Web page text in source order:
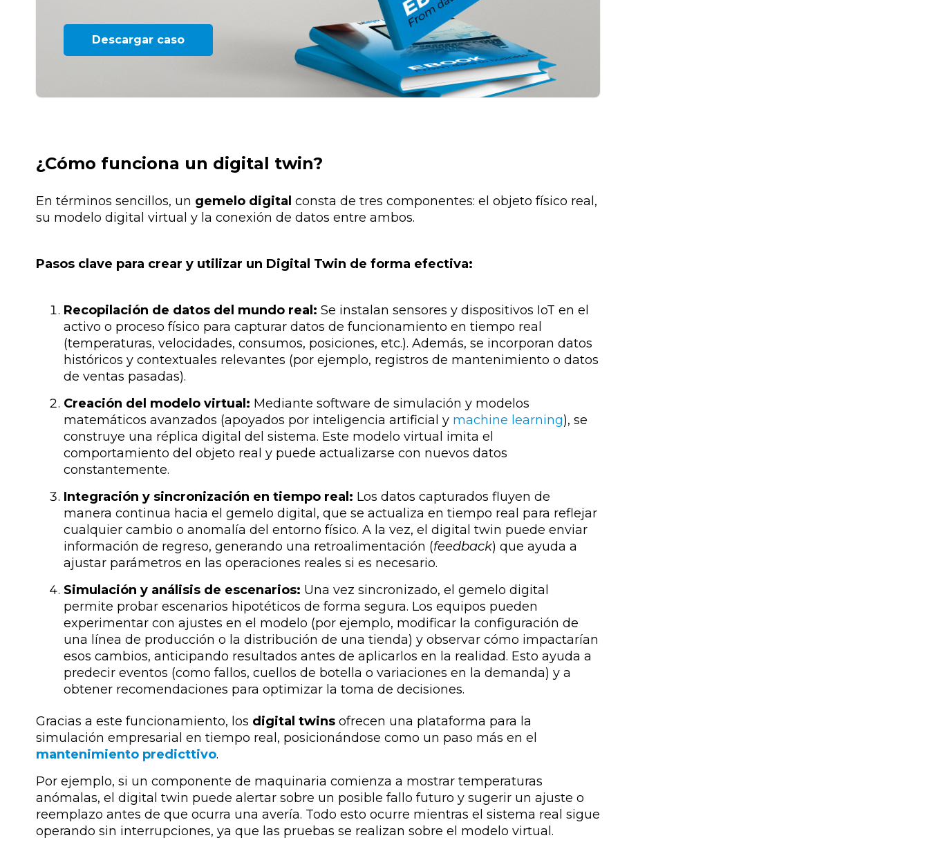
Descargar caso
¿Cómo funciona un digital twin?
En términos sencillos, un gemelo digital consta de tres componentes: el objeto físico real,
su modelo digital virtual y la conexión de datos entre ambos​.
Pasos clave para crear y utilizar un Digital Twin de forma efectiva:
Recopilación de datos del mundo real: Se instalan sensores y dispositivos IoT en el
activo o proceso físico para capturar datos de funcionamiento en tiempo real
(temperaturas, velocidades, consumos, posiciones, etc.). Además, se incorporan datos
históricos y contextuales relevantes (por ejemplo, registros de mantenimiento o datos
de ventas pasadas).
Creación del modelo virtual: Mediante software de simulación y modelos
matemáticos avanzados (apoyados por inteligencia artificial y machine learning), se
construye una réplica digital del sistema. Este modelo virtual imita el
comportamiento del objeto real y puede actualizarse con nuevos datos
constantemente.
Integración y sincronización en tiempo real: Los datos capturados fluyen de
manera continua hacia el gemelo digital, que se actualiza en tiempo real para reflejar
cualquier cambio o anomalía del entorno físico. A la vez, el digital twin puede enviar
información de regreso, generando una retroalimentación (feedback) que ayuda a
ajustar parámetros en las operaciones reales si es necesario.
Simulación y análisis de escenarios: Una vez sincronizado, el gemelo digital
permite probar escenarios hipotéticos de forma segura. Los equipos pueden
experimentar con ajustes en el modelo (por ejemplo, modificar la configuración de
una línea de producción o la distribución de una tienda) y observar cómo impactarían
esos cambios, anticipando resultados antes de aplicarlos en la realidad. Esto ayuda a
predecir eventos (como fallos, cuellos de botella o variaciones en la demanda) y a
obtener recomendaciones para optimizar la toma de decisiones.
Gracias a este funcionamiento, los digital twins ofrecen una plataforma para la
simulación empresarial en tiempo real , posicionándose como un paso más en el
mantenimiento predicttivo.
Por ejemplo, si un componente de maquinaria comienza a mostrar temperaturas
anómalas, el digital twin puede alertar sobre un posible fallo futuro y sugerir un ajuste o
reemplazo antes de que ocurra una avería. Todo esto ocurre mientras el sistema real sigue
operando sin interrupciones, ya que las pruebas se realizan sobre el modelo virtual.